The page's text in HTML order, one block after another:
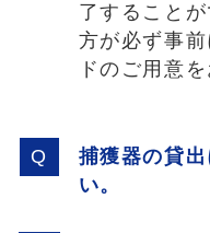
了すること
方が必ず事
ドのご用意
捕獲器の貸
い。